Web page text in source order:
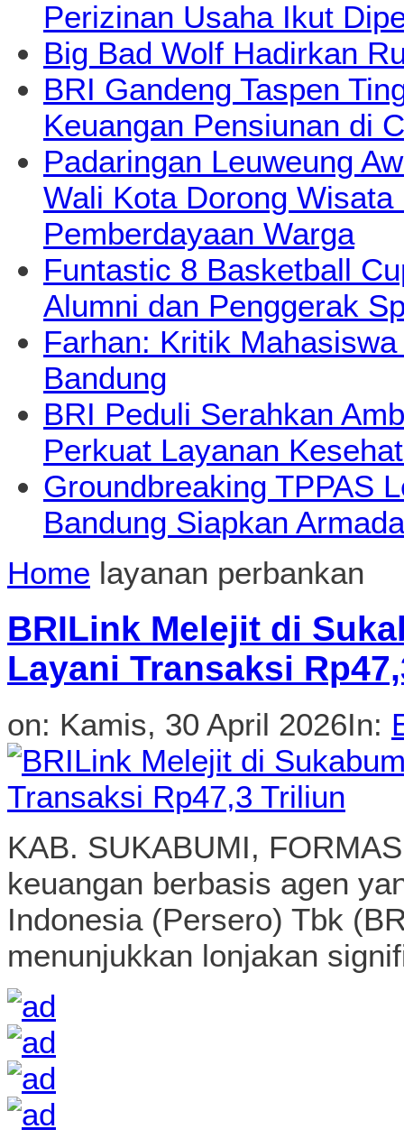
Perizinan Usaha Ikut
Big Bad Wolf Hadirkan
BRI Gandeng Taspen
Keuangan Pensiunan di
Padaringan Leuweung
Wali Kota Dorong
Pemberdayaan Warga
Funtastic 8 Basketball
Alumni dan Penggerak
Farhan: Kritik
Bandung
BRI Peduli Serahkan
Perkuat Layanan
Groundbreaking TPPAS
Bandung Siapkan
Home layanan perbankan
BRILink Melejit di
Layani Transaksi
on: Kamis, 30 April 2026In:
KAB. SUKABUMI,
keuangan berbasis agen
Indonesia (Persero) Tbk
menunjukkan lonjakan